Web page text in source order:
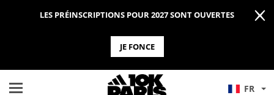
LES PRÉINSCRIPTIONS POUR 2027 SONT OUVERTES
JE FONCE
FR